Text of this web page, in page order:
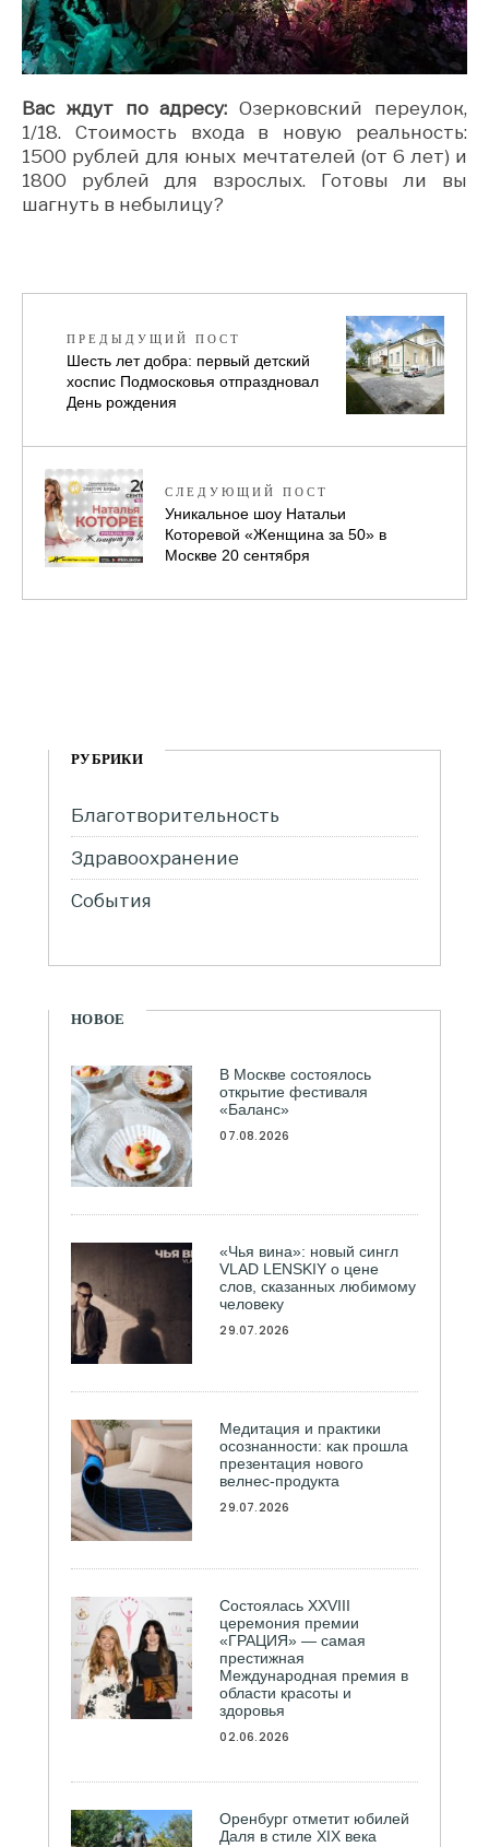
Вас ждут по адресу: Озерковский переулок,
1/18. Стоимость входа в новую реальность:
1500 рублей для юных мечтателей (от 6 лет) и
1800 рублей для взрослых. Готовы ли вы
шагнуть в небылицу?
ПРЕДЫДУЩИЙ ПОСТ
Шесть лет добра: первый детский
хоспис Подмосковья отпраздновал
День рождения
СЛЕДУЮЩИЙ ПОСТ
Уникальное шоу Натальи
Которевой «Женщина за 50» в
Москве 20 сентября
РУБРИКИ
Благотворительность
Здравоохранение
События
НОВОЕ
В Москве состоялось
открытие фестиваля
«Баланс»
07.08.2026
«Чья вина»: новый сингл
VLAD LENSKIY о цене
слов, сказанных любимому
человеку
29.07.2026
Медитация и практики
осознанности: как прошла
презентация нового
велнес-продукта
29.07.2026
Состоялась ХXVIII
церемония премии
«ГРАЦИЯ» — самая
престижная
Международная премия в
области красоты и
здоровья
02.06.2026
Оренбург отметит юбилей
Даля в стиле XIX века